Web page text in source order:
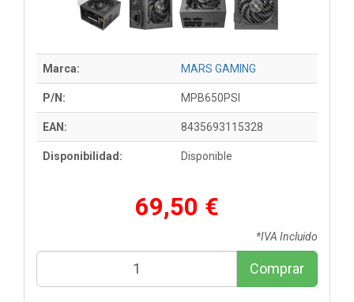
Marca: MARS GAMING
P/N: MPB650PSI
EAN: 8435693115328
Disponibilidad: Disponible
69,50 €
*IVA Incluido
Comprar